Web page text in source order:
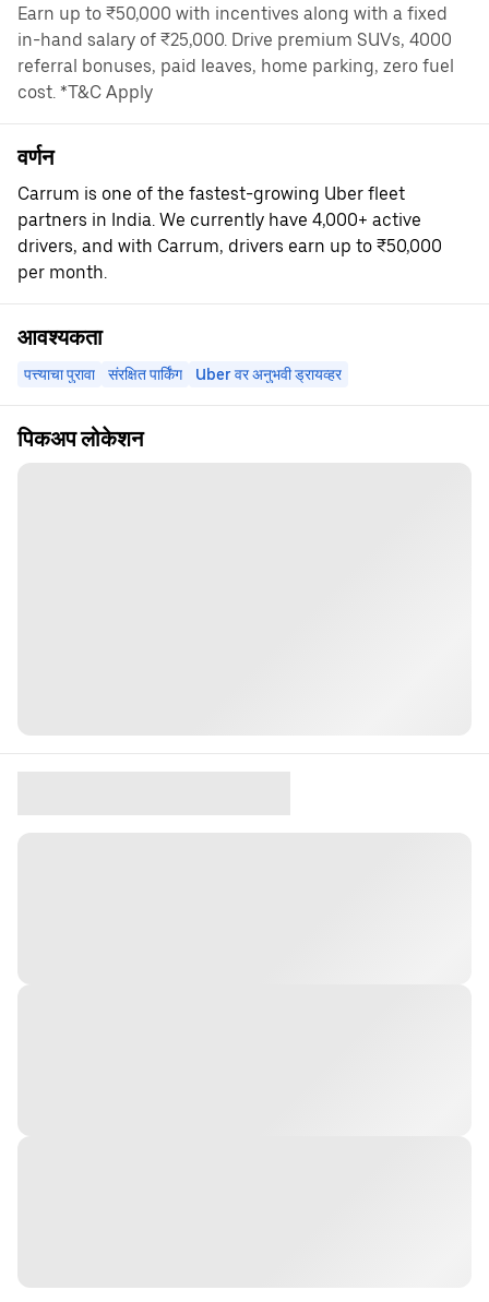
Earn up to ₹50,000 with incentives along with a fixed
in-hand salary of ₹25,000. Drive premium SUVs, 4000
referral bonuses, paid leaves, home parking, zero fuel
cost. *T&C Apply
वर्णन
Carrum is one of the fastest-growing Uber fleet
partners in India. We currently have 4,000+ active
drivers, and with Carrum, drivers earn up to ₹50,000
per month.
आवश्यकता
पत्त्याचा पुरावा संरक्षित पार्किंग Uber वर अनुभवी ड्रायव्हर
पिकअप लोकेशन